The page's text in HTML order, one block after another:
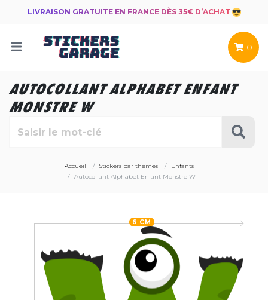
LIVRAISON GRATUITE EN FRANCE DÈS 35€ D’ACHAT
0
AUTOCOLLANT ALPHABET ENFANT
MONSTRE W
Accueil Stickers par thèmes
Enfants
Autocollant Alphabet Enfant Monstre W
6 CM